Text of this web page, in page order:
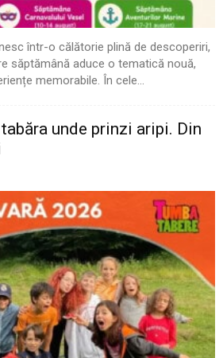
într-o călătorie plină de descoperiri,
săptămână aduce o tematică nouă,
memorabile. În cele...
unde prinzi aripi. Din